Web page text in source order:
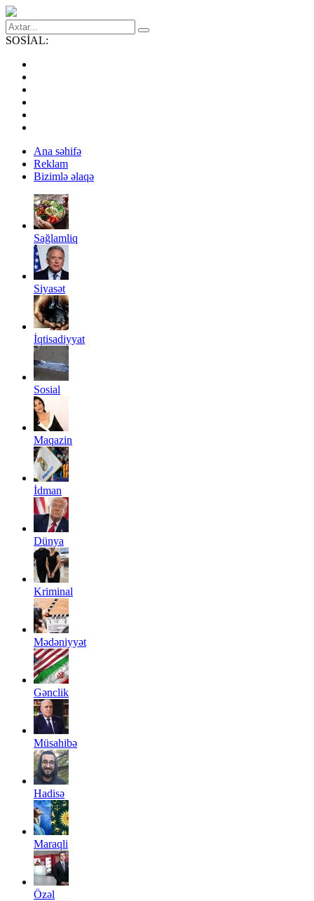
SOSİAL:
Ana səhifə
Reklam
Bizimlə əlaqə
Sağlamliq
Siyasət
İqtisadiyyat
Sosial
Maqazin
İdman
Dünya
Kriminal
Mədəniyyət
Gənclik
Müsahibə
Hadisə
Maraqli
Özəl